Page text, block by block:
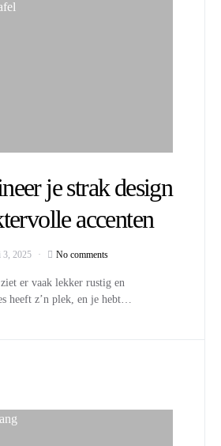
je strak design
accenten
3, 2025 No comments
er vaak lekker rustig en
heeft z’n plek, en je hebt…